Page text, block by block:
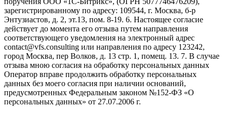
зарегистрированному по адресу: 109544, г. Москва, б-р
Энтузиастов, д. 2, эт.13, пом. 8-19. 6. Настоящее согласие
действует до момента его отзыва путем направления
соответствующего уведомления на электронный адрес
contact@vfs.consulting или направления по адресу 123242,
город Москва, пер Волков, д. 13 стр. 1, помещ. 13. 7. В случае
отзыва мною согласия на обработку персональных данных
Оператор вправе продолжить обработку персональных
данных без моего согласия при наличии оснований,
предусмотренных Федеральным законом №152-ФЗ «О
персональных данных» от 27.07.2006 г.